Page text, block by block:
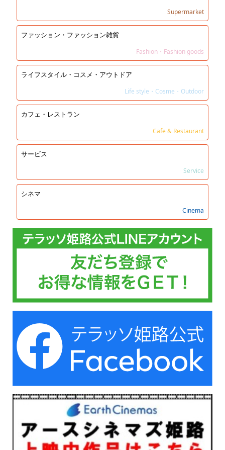
Supermarket
ファッション・ファッション雑貨
Fashion・Fashion goods
ライフスタイル・コスメ・アウトドア
Life style・Cosme・Outdoor
カフェ・レストラン
Cafe & Restaurant
サービス
Service
シネマ
Cinema